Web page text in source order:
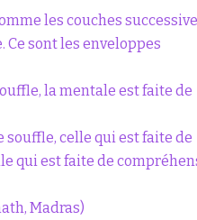
les couches
Ce sont les enveloppes
la mentale est faite de
souffle, celle qui est faite de
qui est faite de
Madras)